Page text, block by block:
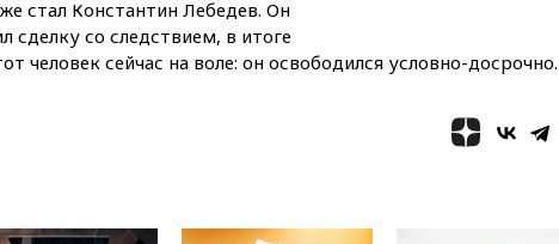
пострадали при наезде
автомобиля на толпу в Омске
WP: Трамп определился
со своим преемником
стал Константин Лебедев. Он
сделку со следствием, в итоге
человек сейчас на воле: он освободился условно-досрочно.